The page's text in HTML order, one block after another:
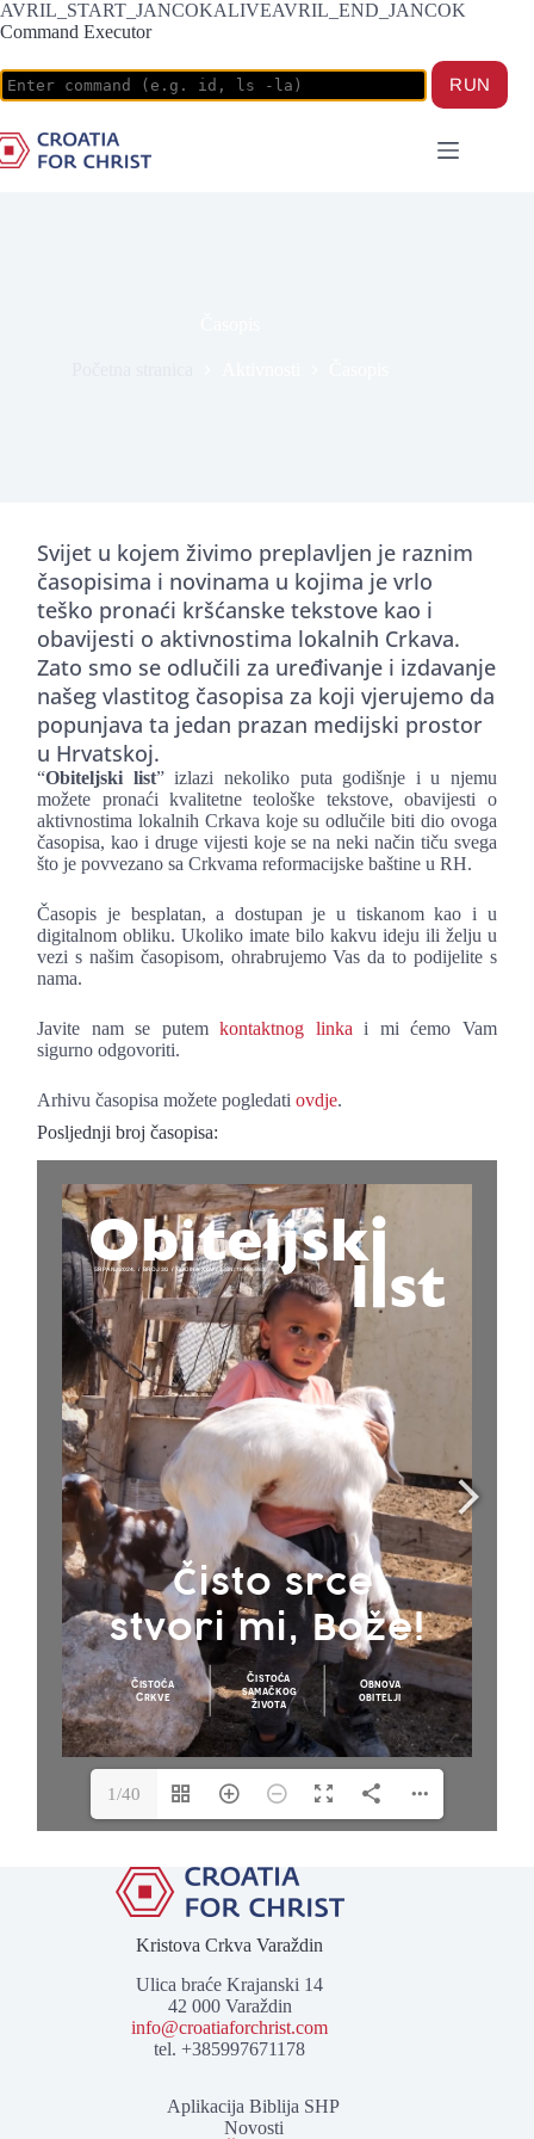
AVRIL_START_JANCOKALIVEAVRIL_END_JANCOK
Command Executor
Svijet u kojem živimo preplavljen je raznim
časopisima i novinama u kojima je vrlo
teško pronaći kršćanske tekstove kao i
obavijesti o aktivnostima lokalnih Crkava.
Zato smo se odlučili za uređivanje i izdavanje
našeg vlastitog časopisa za koji vjerujemo da
popunjava ta jedan prazan medijski prostor
u Hrvatskoj.
“Obiteljski list” izlazi nekoliko puta godišnje i u njemu
možete pronaći kvalitetne teološke tekstove, obavijesti o
aktivnostima lokalnih Crkava koje su odlučile biti dio ovoga
časopisa, kao i druge vijesti koje se na neki način tiču svega
što je povvezano sa Crkvama reformacijske baštine u RH.
Časopis je besplatan, a dostupan je u tiskanom kao i u
digitalnom obliku. Ukoliko imate bilo kakvu ideju ili želju u
vezi s našim časopisom, ohrabrujemo Vas da to podijelite s
nama.
Javite nam se putemkontaktnog linka i mi ćemo Vam
sigurno odgovoriti.
Arhivu časopisa možete pogledatiovdje.
Posljednji broj časopisa:
1/40
Kristova Crkva Varaždin
Ulica braće Krajanski 14
42 000 Varaždin
info@croatiaforchrist.com
tel. +385997671178
Aplikacija Biblija SHP
Novosti